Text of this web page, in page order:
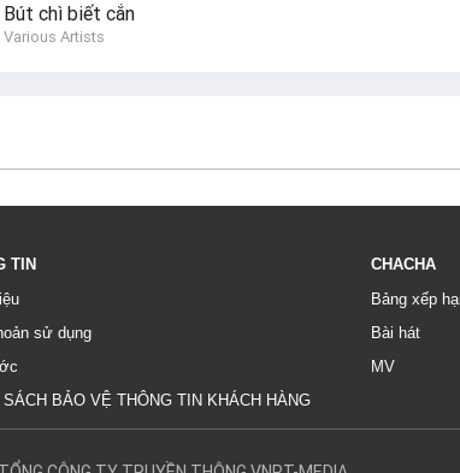
Bút chì biết cắn
Various Artists
TIN
sử dụng
SÁCH BẢO VỆ THÔNG TIN KHÁCH HÀNG
CHACHA
Bảng xếp
Bài hát
MV